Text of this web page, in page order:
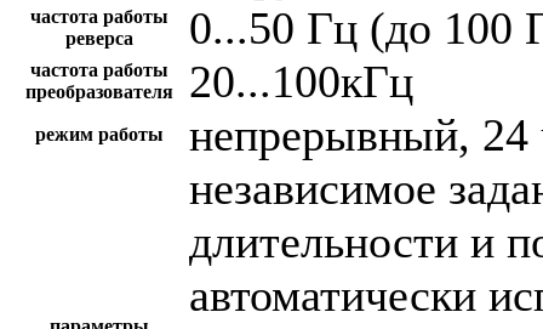
частота работы
реверса
0...50 Гц (до 100
частота работы
преобразователя
20...100кГц
режим работы непрерывный, 24
независимое
длительности и
автоматически